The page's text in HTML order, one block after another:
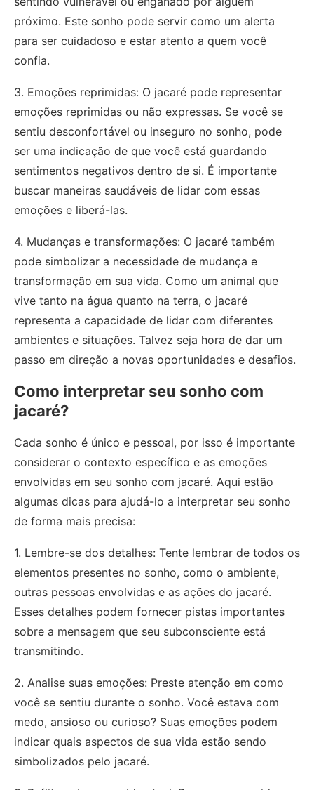
próximo. Este sonho pode servir como um alerta
para ser cuidadoso e estar atento a quem você
confia.
3. Emoções reprimidas: O jacaré pode representar
emoções reprimidas ou não expressas. Se você se
sentiu desconfortável ou inseguro no sonho, pode
ser uma indicação de que você está guardando
sentimentos negativos dentro de si. É importante
buscar maneiras saudáveis de lidar com essas
emoções e liberá-las.
4. Mudanças e transformações: O jacaré também
pode simbolizar a necessidade de mudança e
transformação em sua vida. Como um animal que
vive tanto na água quanto na terra, o jacaré
representa a capacidade de lidar com diferentes
ambientes e situações. Talvez seja hora de dar um
passo em direção a novas oportunidades e desafios.
Como interpretar seu sonho com
jacaré?
Cada sonho é único e pessoal, por isso é importante
considerar o contexto específico e as emoções
envolvidas em seu sonho com jacaré. Aqui estão
algumas dicas para ajudá-lo a interpretar seu sonho
de forma mais precisa:
1. Lembre-se dos detalhes: Tente lembrar de todos os
elementos presentes no sonho, como o ambiente,
outras pessoas envolvidas e as ações do jacaré.
Esses detalhes podem fornecer pistas importantes
sobre a mensagem que seu subconsciente está
transmitindo.
2. Analise suas emoções: Preste atenção em como
você se sentiu durante o sonho. Você estava com
medo, ansioso ou curioso? Suas emoções podem
indicar quais aspectos de sua vida estão sendo
simbolizados pelo jacaré.